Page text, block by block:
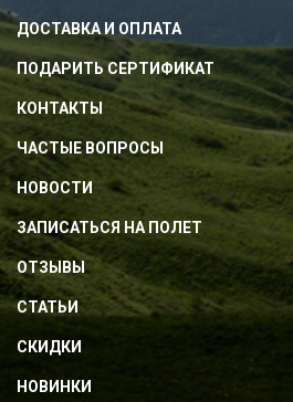
ДОСТАВКА И ОПЛАТА
ПОДАРИТЬ СЕРТИФИКАТ
КОНТАКТЫ
ЧАСТЫЕ ВОПРОСЫ
НОВОСТИ
ЗАПИСАТЬСЯ НА ПОЛЕТ
ОТЗЫВЫ
СТАТЬИ
СКИДКИ
НОВИНКИ